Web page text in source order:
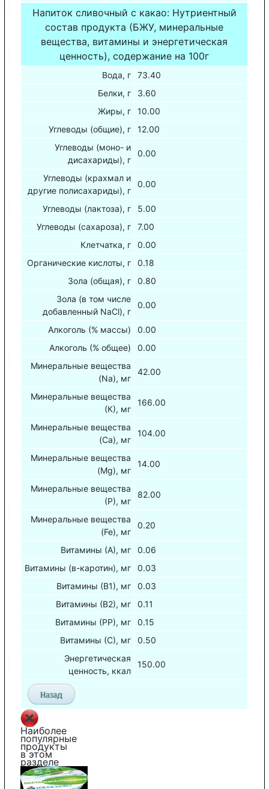
Напиток сливочный с какао: Нутриентный
состав продукта (БЖУ, минеральные
вещества, витамины и энергетическая
ценность), содержание на 100г
Вода, г
73.40
Белки, г
3.60
Жиры, г
10.00
Углеводы (общие), г
12.00
Углеводы (моно- и
дисахариды), г
0.00
Углеводы (крахмал и
другие полисахариды), г
0.00
Углеводы (лактоза), г
5.00
Углеводы (сахароза), г
7.00
Клетчатка, г
0.00
Органические кислоты, г
0.18
Зола (общая), г
0.80
Зола (в том числе
добавленный NaCl), г
0.00
Алкоголь (% массы)
0.00
Алкоголь (% общее)
0.00
Минеральные вещества
(Na), мг
42.00
Минеральные вещества
(К), мг
166.00
Минеральные вещества
(Са), мг
104.00
Минеральные вещества
(Mg), мг
14.00
Минеральные вещества
(Р), мг
82.00
Минеральные вещества
(Fe), мг
0.20
Витамины (А), мг
0.06
Витамины (в-каротин), мг
0.03
Витамины (В1), мг
0.03
Витамины (В2), мг
0.11
Витамины (РР), мг
0.15
Витамины (С), мг
0.50
Энергетическая
ценность, ккал
150.00
Наиболее
популярные
продукты
в этом
разделе